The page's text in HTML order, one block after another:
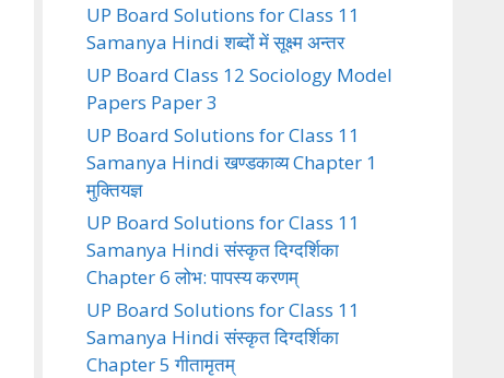
UP Board Solutions for Class 11
Samanya Hindi शब्दों में सूक्ष्म अन्तर
UP Board Class 12 Sociology Model
Papers Paper 3
UP Board Solutions for Class 11
Samanya Hindi खण्डकाव्य Chapter 1
मुक्तियज्ञ
UP Board Solutions for Class 11
Samanya Hindi संस्कृत दिग्दर्शिका
Chapter 6 लोभ: पापस्य करणम्
UP Board Solutions for Class 11
Samanya Hindi संस्कृत दिग्दर्शिका
Chapter 5 गीतामृतम्